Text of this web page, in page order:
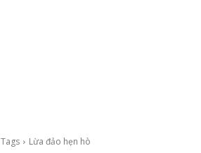
Tags Lừa đảo hẹn hò